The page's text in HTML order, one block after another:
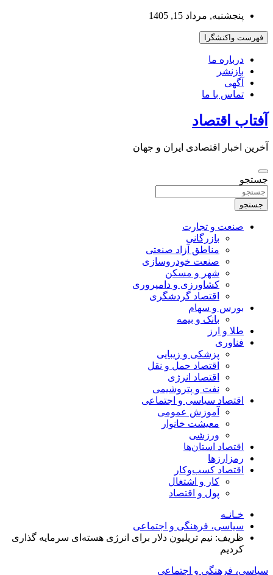
بروید
پنجشنبه, مرداد 15, 1405
فهرست واکنشگرا
درباره ما
بازنشر
آگهی
تماس با ما
آفتاب اقتصاد
آخرین اخبار اقتصادی ایران و جهان
جستجو
جستجو
صنعت و تجارت
بازرگانی
مناطق آزاد صنعتی
صنعت خودروسازی
شهر و مسکن
کشاورزی و دامپروری
اقتصاد گردشگری
بورس و سهام
بانک و بیمه
طلا و ارز
فناوری
پزشکی و زیبایی
اقتصاد حمل و نقل
اقتصاد انرژی
نفت و پتروشیمی
اقتصاد سیاسی و اجتماعی
آموزش عمومی
معیشت خانوار
ورزشی
اقتصاد استان‌ها
رمزارزها
اقتصاد کسب‌و‌کار
کار و اشتغال
پول و اقتصاد
خـانـه
سیاسی، فرهنگی و اجتماعی
ظریف: نیم تریلیون دلار برای انرژی هسته‌ای سرمایه گذاری
کردیم
سیاسی، فرهنگی و اجتماعی